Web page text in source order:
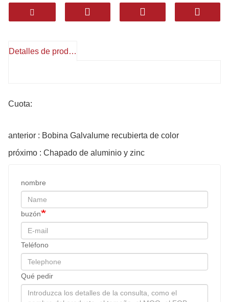
Detalles de producto
Cuota:
anterior : Bobina Galvalume recubierta de color
próximo : Chapado de aluminio y zinc
nombre
buzón
Teléfono
Qué pedir